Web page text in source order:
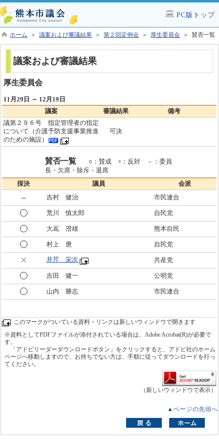
PC版トップ
ホーム ＞議案および審議結果 ＞第２回定例会 ＞ 厚生委員会 ＞ 賛否一覧
議案および審議結果
厚生委員会
11月29日 ～ 12月19日
議案
審議結果
備考
議第２９６号 指定管理者の指定
について（介護予防支援事業推進
のための施設）
可決
賛否一覧
○：賛成 ×：反対 －：委員
長・欠席・除斥・退席
採決 議員
会派
吉村 健治
市民連合
荒川 慎太郎 自民党
大嶌 澄雄 熊本自民
村上 麿 自民党
井芹 栄次 共産党
吉田 健一 公明党
山内 勝志 市民連合
このマークがついている資料・リンクは新しいウィンドウで開きます
※資料としてPDFファイルが添付されている場合は、Adobe Acrobat(R)が必要で
す。
「アドビリーダーダウンロードボタン」をクリックすると、アドビ社のホーム
ページへ移動しますので、お持ちでない方は、手順に従ってダウンロードを行っ
てください。
（新しいウィンドウで表示）
▲ページの先頭へ